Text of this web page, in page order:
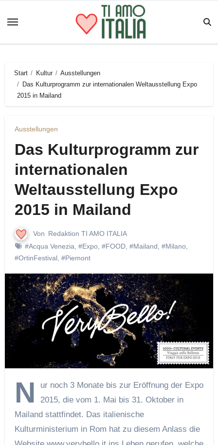
Inhalt
Start Kultur
Ausstellungen
Das Kulturprogramm zur internationalen Weltausstellung Expo
2015 in Mailand
Ausstellungen
Das Kulturprogramm zur
internationalen
Weltausstellung Expo
2015 in Mailand
Von Redaktion TI AMO ITALIA
#Acqua Venezia #Expo, #FOOD, #Mailand #Milano,
#OrtinFestival, #Piemont
N
ur noch 3 Monate bis zur Eröffnung der Expo
2015, die vom 1. Mai bis 31. Oktober in
Mailand stattfindet. Das italienische
Kulturministerium in Rom hat zu diesem Anlass die